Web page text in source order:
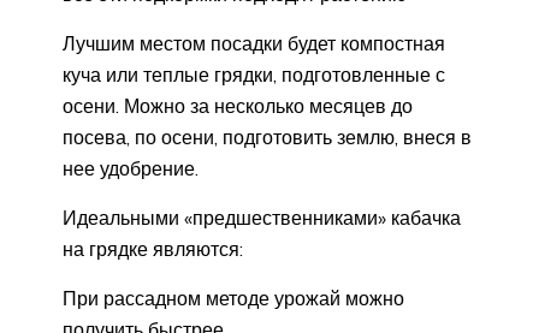
Лучшим местом посадки будет компостная
куча или теплые грядки, подготовленные с
осени. Можно за несколько месяцев до
посева, по осени, подготовить землю, внеся в
нее удобрение.
Идеальными «предшественниками» кабачка
на грядке являются:
При рассадном методе урожай можно